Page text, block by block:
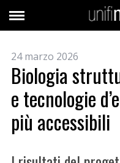
24 marzo 2026
Biologia
e tecnologie
più accessibili